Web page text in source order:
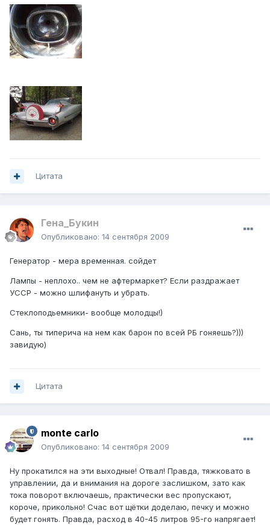
Цитата
Гена_Букин
Опубликовано: 14 сентября 2009
Генератор - мера временная. сойдет
Лампы - неплохо.. чем не афтермаркет? Если раздражает
УССР - можно шлифануть и убрать.
Стеклоподьемники- вообще молодцы!)
Сань, ты типерича на нем как барон по всей РБ гоняешь?)))
завидую)
Цитата
monte carlo
Опубликовано: 14 сентября 2009
Ну прокатился на эти выходные! Отвал! Правда, тяжковато в
управлении, да и внимания на дороге заслишком, зато как
тока поворот включаешь, практически вес пропускают,
короче, прикольно! Счас вот щётки доделаю, печку и можно
будет гонять. Правда, расход в 40-45 литров 95-го напрягает!